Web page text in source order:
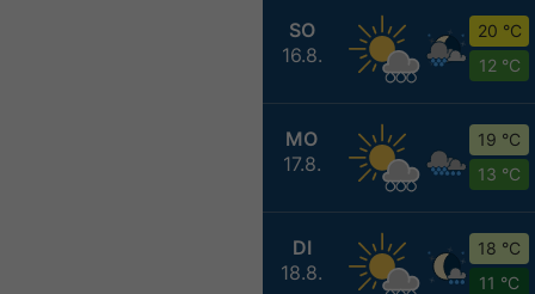
SO
16.8.
20 °C
12 °C
MO
17.8.
19 °C
13 °C
DI
18.8.
18 °C
11 °C